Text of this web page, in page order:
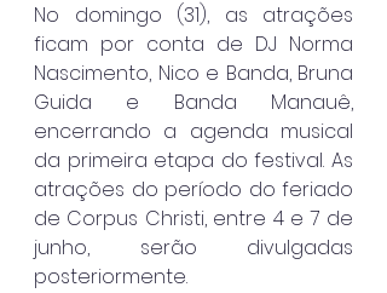
No domingo (31), as atrações
ficam por conta de DJ Norma
Nascimento, Nico e Banda, Bruna
Guida e Banda Manauê,
encerrando a agenda musical
da primeira etapa do festival. As
atrações do período do feriado
de Corpus Christi, entre 4 e 7 de
junho, serão divulgadas
posteriormente.